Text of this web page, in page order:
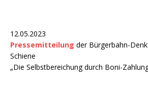
12.05.2023
Pressemitteilung der Bürgerbahn-
Schiene
„Die Selbstbereichung durch Boni-